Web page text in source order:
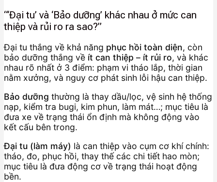
“‘Đại tu’ và ‘Bảo dưỡng’ khác nhau ở mức can
thiệp và rủi ro ra sao?”
Đại tu thắng về khả năng phục hồi toàn diện, còn
bảo dưỡng thắng về ít can thiệp – ít rủi ro, và khác
nhau rõ nhất ở 3 điểm: phạm vi tháo lắp, thời gian
nằm xưởng, và nguy cơ phát sinh lỗi hậu can thiệp.
Bảo dưỡng thường là thay dầu/lọc, vệ sinh hệ thống
nạp, kiểm tra bugi, kim phun, làm mát…; mục tiêu là
đưa xe về trạng thái ổn định mà không động vào
kết cấu bên trong.
Đại tu (làm máy) là can thiệp vào cụm cơ khí chính:
tháo, đo, phục hồi, thay thế các chi tiết hao mòn;
mục tiêu là đưa động cơ về trạng thái hoạt động
bền.